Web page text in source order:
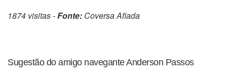
1874 visitas -Fonte: Coversa Afiada
Sugestão do amigo navegante Anderson Passos